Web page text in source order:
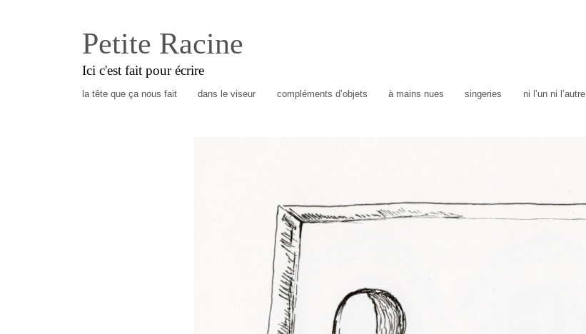
Petite Racine
Ici c'est fait pour écrire
la tête que ça nous fait dans le viseur compléments d’objets à mains nues singeries ni l’un ni l’autre